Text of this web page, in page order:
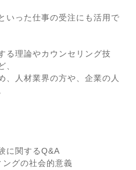
いった仕事の受注にも活用で
る理論やカウンセリング技
、
、人材業界の方や、企業の人
に関するQ&A
グの社会的意義